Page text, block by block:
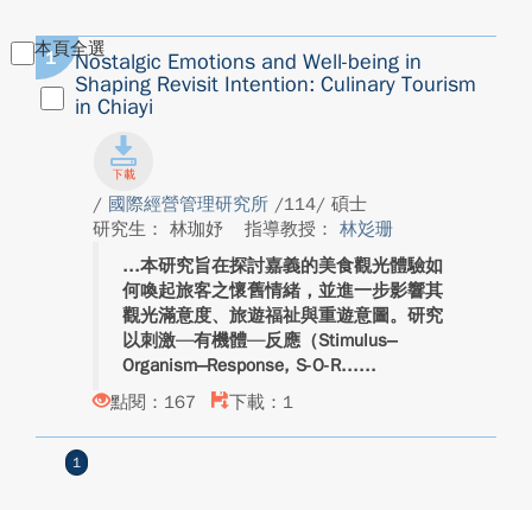
本頁全選
1
Nostalgic Emotions and Well-being in
Shaping Revisit Intention: Culinary Tourism
in Chiayi
/ 國際經營管理研究所 /114/ 碩士
研究生： 林珈妤
指導教授： 林彣珊
本研究旨在探討嘉義的美食觀光體驗如
何喚起旅客之懷舊情緒，並進一步影響其
觀光滿意度、旅遊福祉與重遊意圖。研究
以刺激—有機體—反應（Stimulus–
Organism–Response, S-O-R...
點閱：167
下載：1
1